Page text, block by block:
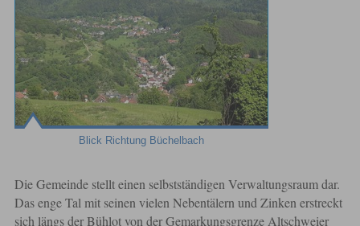
Blick Richtung Büchelbach
Die Gemeinde stellt einen selbstständigen Verwaltungsraum dar.
Das enge Tal mit seinen vielen Nebentälern und Zinken erstreckt
sich längs der Bühlot von der Gemarkungsgrenze Altschweier